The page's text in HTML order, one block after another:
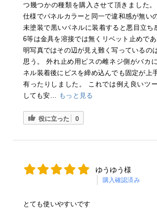
つ幾つかの種類を購入させて頂きました
仕様でパネルカラーと同一で違和感が無い
未塗装で黒いパネルに装着すると悪目立ち
6等は金具を溶接では無くリベット止めで
明写真ではその辺が見え難く写っているの
思う。 外れ止め用ビスの雌ネジ側がバカ
ネル装着後にビスを締め込んでも固定が上
有ったりしました。 これでは例え良いツ
しても安...
もっと見る
役に立った 0
ゆうゆう様
購入確認済み
とても使いやすいです